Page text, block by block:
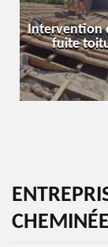
Intervention
fuite